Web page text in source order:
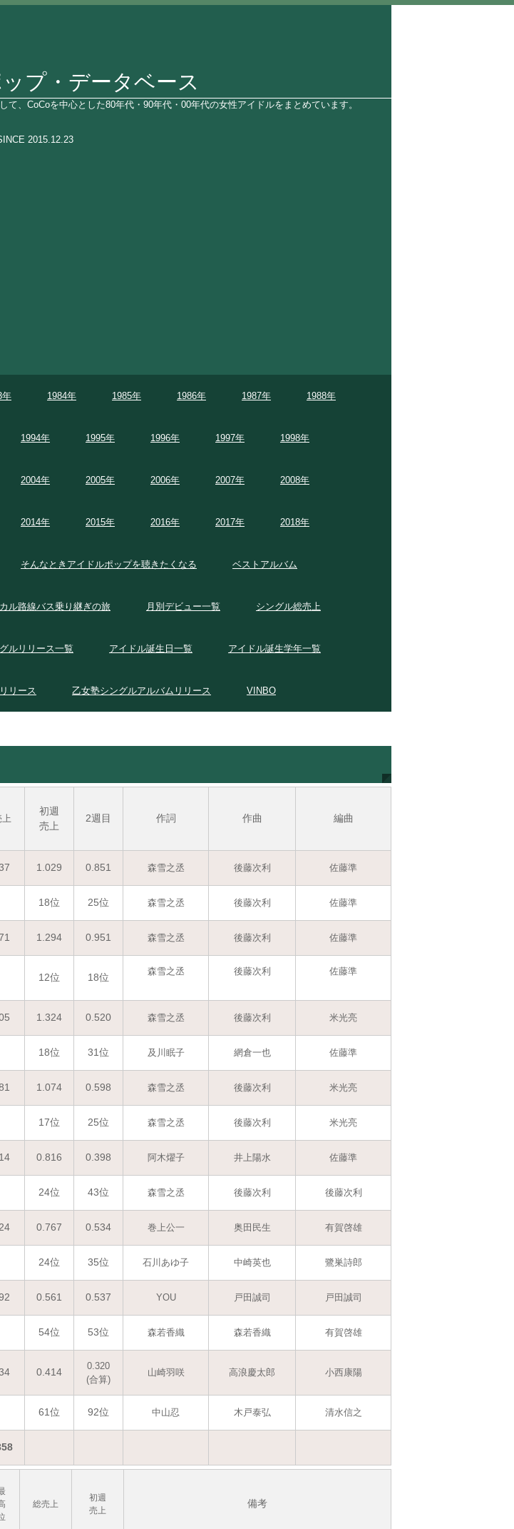
プ・データベース
、CoCoを中心とした80年代・90年代・00年代の女性アイドルをまとめています。
2015.12.23
年 1984年 1985年 1986年 1987年 1988年
1994年 1995年 1996年 1997年 1998年
2004年 2005年 2006年 2007年 2008年
2014年 2015年 2016年 2017年 2018年
そんなときアイドルポップを聴きたくなる ベストアルバム
ル路線バス乗り継ぎの旅 月別デビュー一覧 シングル総売上
ルリリース一覧 アイドル誕生日一覧 アイドル誕生学年一覧
リース 乙女塾シングルアルバムリリース VINBO
上
初週
売上
2週目 作詞 作曲 編曲
1.029 0.851 森雪之丞 後藤次利 佐藤準
18位 25位 森雪之丞 後藤次利 佐藤準
1.294 0.951 森雪之丞 後藤次利 佐藤準
12位 18位
森雪之丞 後藤次利 佐藤準
1.324 0.520 森雪之丞 後藤次利 米光亮
18位 31位 及川眠子 網倉一也 佐藤準
1.074 0.598 森雪之丞 後藤次利 米光亮
17位 25位 森雪之丞 後藤次利 米光亮
0.816 0.398 阿木燿子 井上陽水 佐藤準
24位 43位 森雪之丞 後藤次利 後藤次利
0.767 0.534 巻上公一 奥田民生 有賀啓雄
24位 35位 石川あゆ子 中崎英也 鷺巣詩郎
0.561 0.537 YOU 戸田誠司 戸田誠司
54位 53位 森若香織 森若香織 有賀啓雄
0.414
0.320
(合算)
山崎羽咲 高浪慶太郎 小西康陽
61位 92位 中山忍 木戸泰弘 清水信之
総売上
初週
売上
備考